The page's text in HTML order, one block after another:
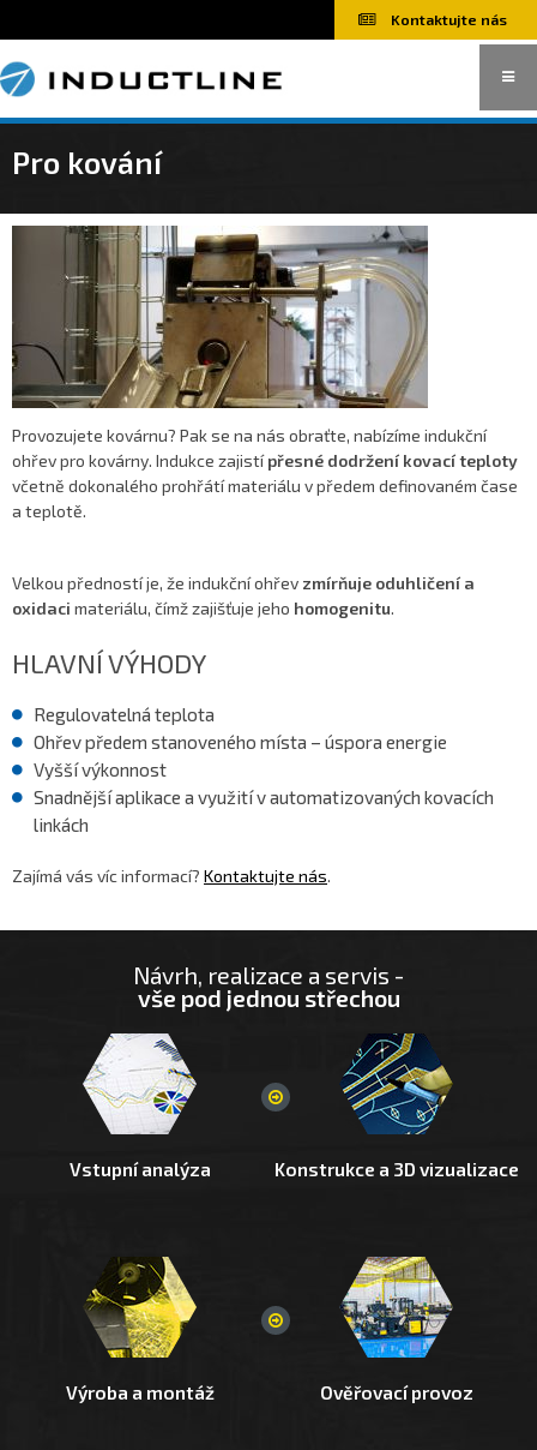
Kontaktujte nás
Indukční ohřevy
Pro kování
Provozujete kovárnu? Pak se na nás obraťte, nabízíme indukční
ohřev pro kovárny. Indukce zajistípřesné dodržení kovací teploty
včetně dokonalého prohřátí materiálu v předem definovaném čase
a teplotě.
Velkou předností je, že indukční ohřev zmírňuje oduhličení a
oxidaci materiálu, čímž zajišťuje jeho homogenitu.
HLAVNÍ VÝHODY
Regulovatelná teplota
Ohřev předem stanoveného místa – úspora energie
Vyšší výkonnost
Snadnější aplikace a využití v automatizovaných kovacích
linkách
Zajímá vás víc informací? Kontaktujte nás.
Návrh, realizace a servis -
vše pod jednou střechou
Vstupní analýza Konstrukce a 3D vizualizace
Výroba a montáž Ověřovací provoz